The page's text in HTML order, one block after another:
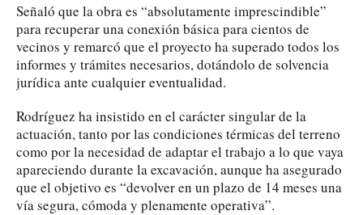
Señaló que la obra es “absolutamente imprescindible”
para recuperar una conexión básica para cientos de
vecinos y remarcó que el proyecto ha superado todos los
informes y trámites necesarios, dotándolo de solvencia
jurídica ante cualquier eventualidad.
Rodríguez ha insistido en el carácter singular de la
actuación, tanto por las condiciones térmicas del terreno
como por la necesidad de adaptar el trabajo a lo que vaya
apareciendo durante la excavación, aunque ha asegurado
que el objetivo es “devolver en un plazo de 14 meses una
vía segura, cómoda y plenamente operativa”.